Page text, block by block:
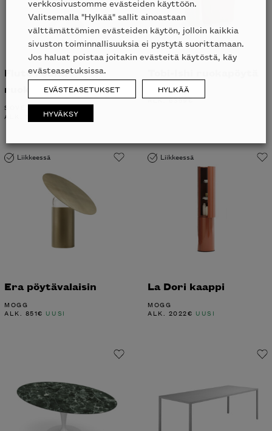
Flute round
ruokapöytä
SOVET ITALIA
ALK. €
B&B ITALIA
ALK.6359€
Liikkeessä
Era pöytävalaisin
MOGG
ALK. 851€ UUSI
Liikkeessä
La Dori kaappi
MOGG
ALK. 2022€ UUSI
Valitsemalla "Hylkää" sallit ainoastaan
välttämättömien evästeiden käytön, jolloin kaikkia
sivuston toiminnallisuuksia ei pystytä suorittamaan.
Jos haluat poistaa joitakin evästeitä käytöstä, käy
evästeasetuksissa.
EVÄSTEASETUKSET HYLKÄÄ
HYVÄKSY